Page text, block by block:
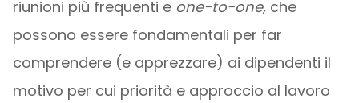
riunioni più frequenti e one-to-one, che
possono essere fondamentali per far
comprendere (e apprezzare) ai dipendenti il
motivo per cui priorità e approccio al lavoro